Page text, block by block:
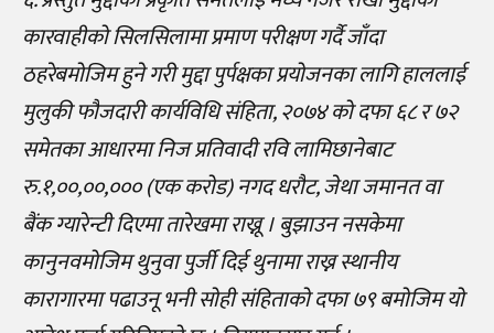
कारवाहीको सिलसिलामा प्रमाण परीक्षण गर्दै जाँदा
ठहरेबमोजिम हुने गरी मुद्दा पुर्पक्षका प्रयोजनका लागि हाललाई
मुलुकी फौजदारी कार्यविधि संहिता, २०७४ को दफा ६८ र ७२
समेतका आधारमा निज प्रतिवादी रवि लामिछानेबाट
रु.१,००,००,००० (एक करोड) नगद धरौट, जेथा जमानत वा
बैंक ग्यारेन्टी दिएमा तारेखमा राख्नू । बुझाउन नसकेमा
कानुनवमोजिम थुनुवा पुर्जी दिई थुनामा राख्न स्थानीय
कारागारमा पढाउनू भनी सोही संहिताको दफा ७९ बमोजिम यो